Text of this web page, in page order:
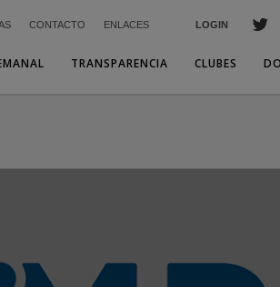
CONTACTO ENLACES LOGIN
TRANSPARENCIA CLUBES